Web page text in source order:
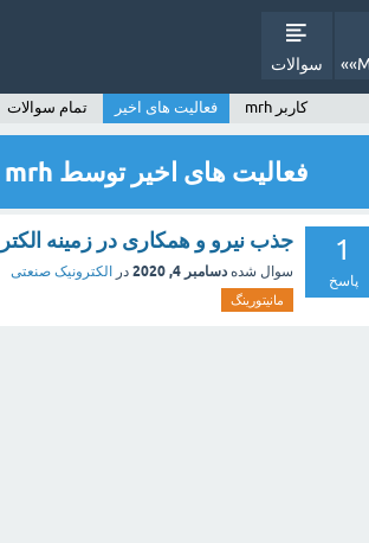
سوالات
کاربر mrh فعالیت های اخیر تمام سوالات
فعالیت های اخیر توسط mrh
1
پاسخ
جذب نيرو و همکاری در زمینه
سوال شده دسامبر 4, 2020 در الکترونیک صنعتی
مانیتورینگ